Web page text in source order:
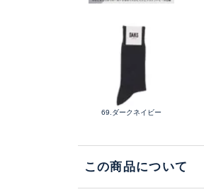
69.ダークネイビー
この商品について